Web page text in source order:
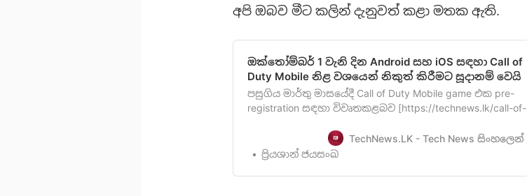
අපි ඔබව මීට කලින් දැනුවත් කළා මතක ඇති.
ඔක්තෝම්බර් 1 වැනි දින Android සහ iOS සඳහා Call of
Duty Mobile නිළ වශයෙන් නිකුත් කිරීමට සූදානම් වෙයි
පසුගිය මාර්තු මාසයේදී Call of Duty Mobile game එක pre-
registration සඳහා විවෘතකළබව [https://technews.lk/call-of-
දැනුවත් කළා මතක ඇති. Android සහ iOS වලට නිකුත් වීමට
නියමිත Call of Duty Mobile Game එකේPre-Registration
TechNews.LK - Tech News සිංහලෙන්
ප්‍රියශාන් ජයසංඛ